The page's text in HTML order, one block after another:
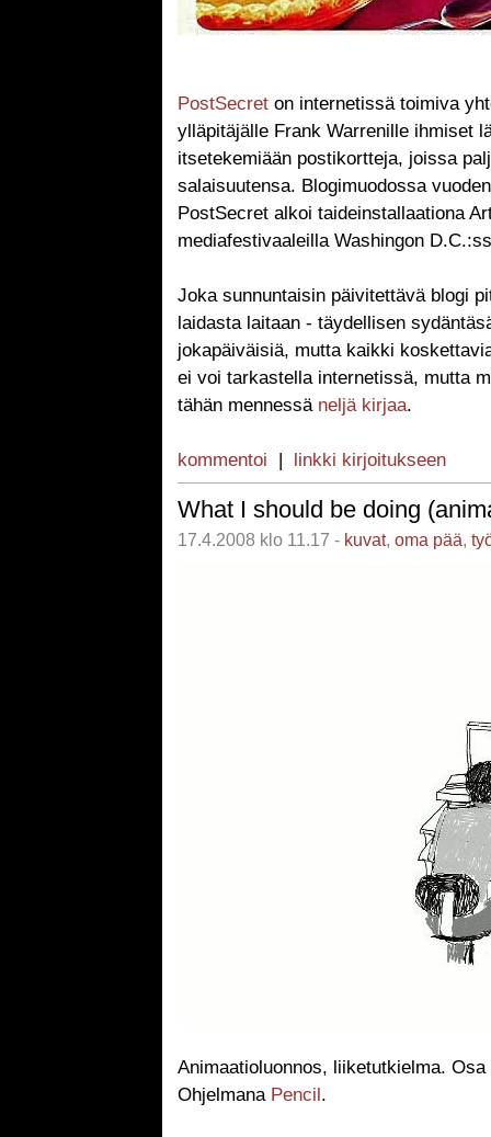
PostSecret on internetissä toimiva
ylläpitäjälle Frank Warrenille ihmiset
itsetekemiään postikortteja, joissa
salaisuutensa. Blogimuodossa
PostSecret alkoi taideinstallaationa
mediafestivaaleilla Washingon
Joka sunnuntaisin päivitettävä blogi
laidasta laitaan - täydellisen
jokapäiväisiä, mutta kaikki
ei voi tarkastella internetissä, mutta
tähän mennessä neljä kirjaa.
kommentoi | linkki kirjoitukseen
What I should be doing
17.4.2008 klo 11.17 - kuvat, oma pää,
Animaatioluonnos, liiketutkielma.
Ohjelmana Pencil.